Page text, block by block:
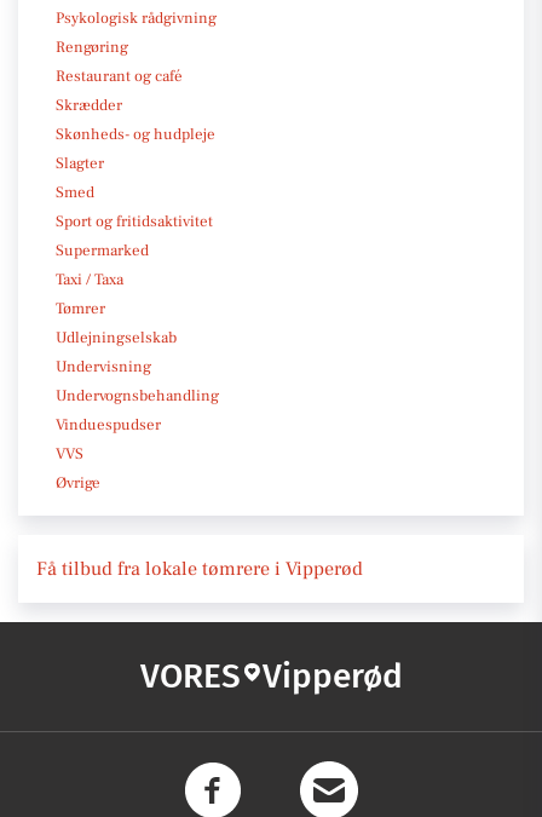
Psykologisk rådgivning
Rengøring
Restaurant og café
Skrædder
Skønheds- og hudpleje
Slagter
Smed
Sport og fritidsaktivitet
Supermarked
Taxi / Taxa
Tømrer
Udlejningselskab
Undervisning
Undervognsbehandling
Vinduespudser
VVS
Øvrige
Få tilbud fra lokale tømrere i Vipperød
VORES Vipperød